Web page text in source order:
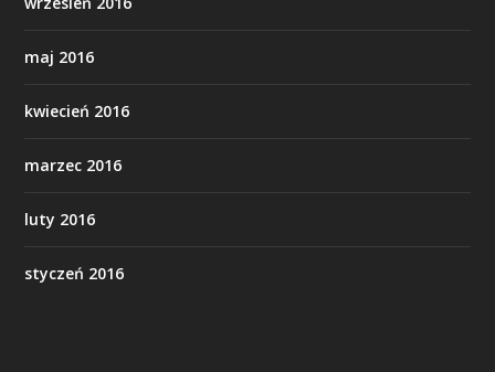
maj 2016
kwiecień 2016
marzec 2016
luty 2016
styczeń 2016